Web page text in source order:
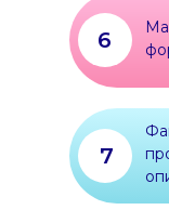
7
6